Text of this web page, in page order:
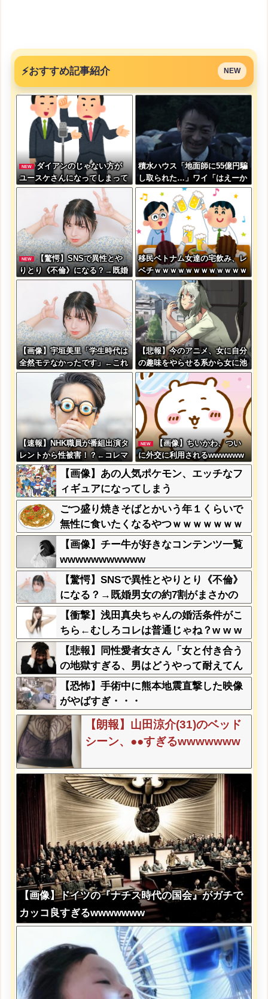
⚡おすすめ記事紹介 NEW
NEW
ダイアンのじゃない方が
ユースケさんになってしまって
いるという事実←これ
積水ハウス「地面師に55億円騙
し取られた…」ワイ「はえーか
わいそう…会社滅茶苦茶やろな
ぁ」→
NEW
【驚愕】SNSで異性とや
りとり《不倫》になる？→既婚
男女の約7割がまさかの『こ
う』回答してしまうw w w w w
移民ベトナム女達の宅飲み、レ
ベチｗｗｗｗｗｗｗｗｗｗｗｗ
ｗｗｗｗｗｗｗｗｗｗｗｗ
【画像】宇垣美里「学生時代は
全然モテなかったです」←これ
ほんまかぁ？w w w w w w w
【悲報】今のアニメ、女に自分
の趣味をやらせる系から女に池
沼役をやらせる系へ変化
【速報】NHK職員が番組出演タ
レントから性被害！？←コレマ
ジならヤバくねーか？
NEW
【画像】ちいかわ、つい
に外交に利用されるwwwwww
w
【画像】あの人気ポケモン、エッチなフ
ィギュアになってしまう
ごつ盛り焼きそばとかいう年１くらいで
無性に食いたくなるやつｗｗｗｗｗｗｗ
ｗ【画像】チー牛が好きなコンテンツ一覧
wwwwwwwwwww
【驚愕】SNSで異性とやりとり《不倫》
になる？→既婚男女の約7割がまさかの
『こう』回答してしまうw w w w w w w
w
【衝撃】浅田真央ちゃんの婚活条件がこ
ちら←むしろコレは普通じゃね？w w w
w w w w w
【悲報】同性愛者女さん「女と付き合う
の地獄すぎる、男はどうやって耐えてん
の？」←コレは同意せざるおえないと話
題に
【恐怖】手術中に熊本地震直撃した映像
がやばすぎ・・・
【朗報】山田涼介(31)のベッド
シーン、●●すぎるwwwwwww
【画像】ドイツの『ナチス時代の国会』がガチで
カッコ良すぎるwwwwwww